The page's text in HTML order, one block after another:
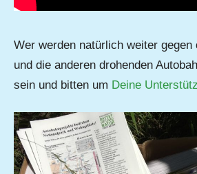
Wer werden natürlich weiter
und die anderen drohenden
sein und bitten um Deine